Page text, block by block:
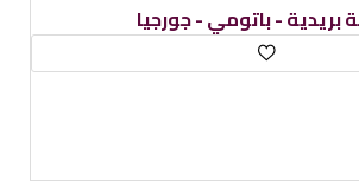
- باتومي - دولفين - جورجيا